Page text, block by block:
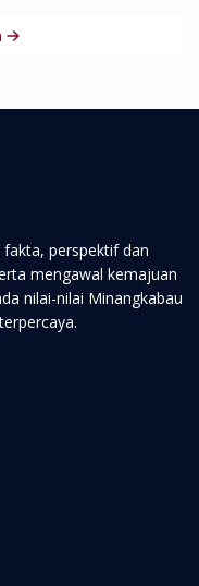
perspektif dan
mengawal kemajuan
nilai-nilai Minangkabau